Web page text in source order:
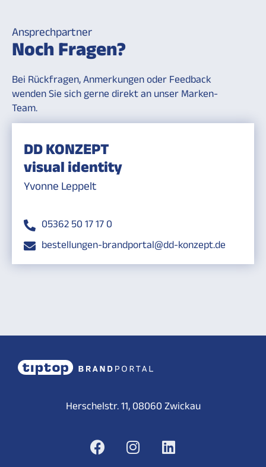
Ansprechpartner
Noch Fragen?
Bei Rückfragen, Anmerkungen oder Feedback
wenden Sie sich gerne direkt an unser Marken-
Team.
DD KONZEPT
visual identity
Yvonne Leppelt
05362 50 17 17 0
bestellungen-brandportal@dd-konzept.de
Herschelstr. 11, 08060 Zwickau